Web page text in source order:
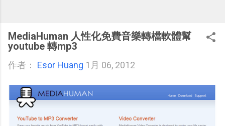
MediaHuman 人性化免費音樂轉檔軟體幫
youtube 轉mp3
作者： Esor Huang 1月 06, 2012